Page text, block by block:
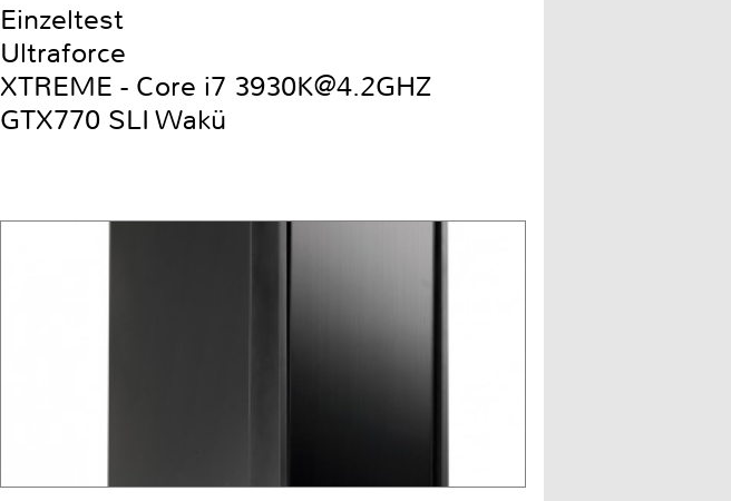
Einzeltest
Ultraforce
XTREME - Core i7 3930K@4.2GHZ
GTX770 SLI Wakü